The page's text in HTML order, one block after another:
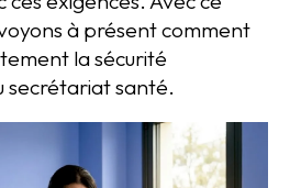
à présent comment
la sécurité
secrétariat santé.